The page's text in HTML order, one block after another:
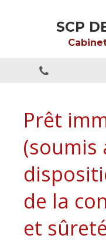
SCP
Prêt
(soumis
de la
et